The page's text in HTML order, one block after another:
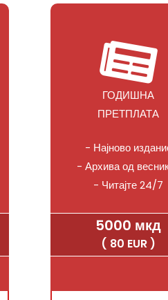
ГОДИШНА
ПРЕТПЛАТА
- Најново
- Архива од
- Читајте 24/7
5000 мкд
( 80 EUR )